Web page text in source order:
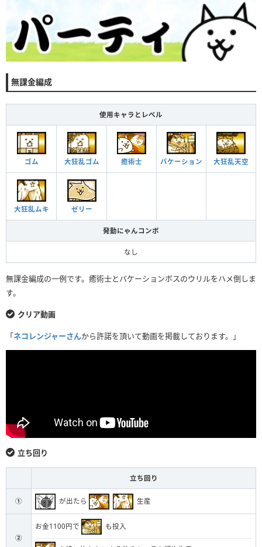
無課金編成
使用キャラとレベル
ゴム 大狂乱ゴム 癒術士 バケーション 大狂乱天空
大狂乱ムキ ゼリー
発動にゃんコンボ
なし
無課金編成の一例です。癒術士とバケーションボスのウリルをハメ倒しま
す。
クリア動画
「ネコレンジャーさんから許諾を頂いて動画を掲載しております。」
立ち回り
立ち回り
① が出たら 生産
②
お金1100円で も投入